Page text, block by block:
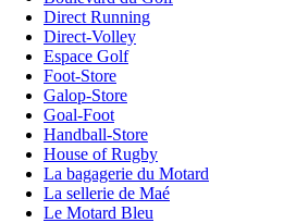
Direct Running
Direct-Volley
Espace Golf
Foot-Store
Galop-Store
Goal-Foot
Handball-Store
House of Rugby
La bagagerie du Motard
La sellerie de Maé
Le Motard Bleu